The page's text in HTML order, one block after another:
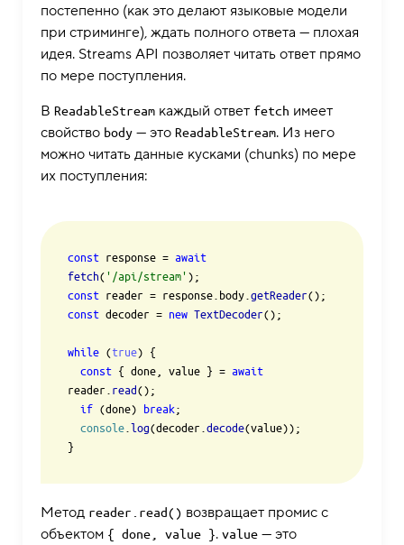
постепенно (как это делают языковые модели
при стриминге), ждать полного ответа — плохая
идея. Streams API позволяет читать ответ прямо
по мере поступления.
В ReadableStream каждый ответ fetch имеет
свойство body — это ReadableStream. Из него
можно читать данные кусками (chunks) по мере
их поступления:
const response = await
fetch( '/api/stream'
const reader = response. body getReader
const decoder = new TextDecoder();
while (true) {
const { done, value } = await
reader. read ();
if (done) break;
console log(decoder. decode(value));
Метод reader.read() возвращает промис с
объектом { done, value }. value — это